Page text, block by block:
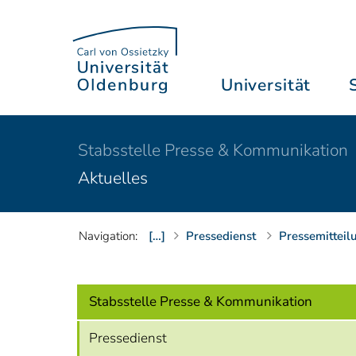
Universität
Stabsstelle Presse & Kommunikation
Aktuelles
Navigation: […] Pressedienst
Stabsstelle Presse & Kommunikation
Pressedienst